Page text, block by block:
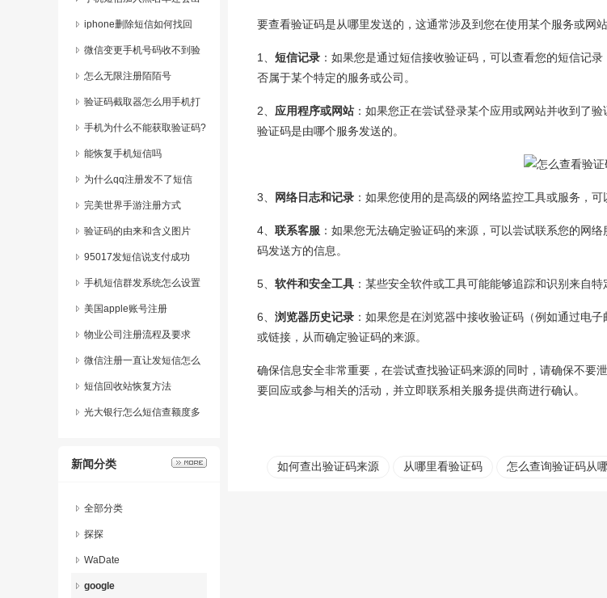
现在短信里吗
iphone删除短信如何找回
微信变更手机号码收不到验
证码
怎么无限注册陌陌号
验证码截取器怎么用手机打
开的呢
手机为什么不能获取验证码?
能恢复手机短信吗
为什么qq注册发不了短信
完美世界手游注册方式
验证码的由来和含义图片
95017发短信说支付成功
手机短信群发系统怎么设置
美国apple账号注册
物业公司注册流程及要求
微信注册一直让发短信怎么
办
短信回收站恢复方法
光大银行怎么短信查额度多
新闻分类
全部分类
探探
WaDate
google
要查看验证码是从哪里发送的，这通常涉及到您在使用某个服务或网
1、 短信记录 ：如果您是通过短信接收验证码，可以查看您的短信记
否属于某个特定的服务或公司。
2、 应用程序或网站 ：如果您正在尝试登录某个应用或网站并收到了
验证码是由哪个服务发送的。
3、 网络日志和记录 ：如果您使用的是高级的网络监控工具或服务，
4、 联系客服 ：如果您无法确定验证码的来源，可以尝试联系您的网
码发送方的信息。
5、 软件和安全工具 ：某些安全软件或工具可能能够追踪和识别来自
6、 浏览器历史记录 ：如果您是在浏览器中接收验证码（例如通过电
或链接，从而确定验证码的来源。
确保信息安全非常重要，在尝试查找验证码来源的同时，请确保不要
要回应或参与相关的活动，并立即联系相关服务提供商进行确认。
如何查出验证码来源 从哪里看验证码 怎么查询验证码从